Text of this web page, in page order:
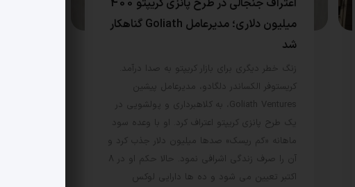
میلیون دلاری؛ مدیرعامل Goliath گناهکار
شد
زنگ خطر دیگری برای بازار کریپتو به صدا درآمد.
کریستوفر الکساندر دلگادو، مدیرعامل پیشین
Goliath Ventures، به کلاهبرداری و پولشویی در
یک طرح پانزی کریپتو اعتراف کرد. او با وعده سود
ماهانه «کم ریسک» صدها میلیون دلار جذب کرد و
آن را صرف زندگی اشرافی نمود. حالا حکم او در 8
اکتبر تعیین می شود و ده ها دارایی لوکس